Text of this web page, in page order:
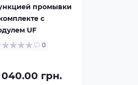
промывки
с
UF
0
грн.